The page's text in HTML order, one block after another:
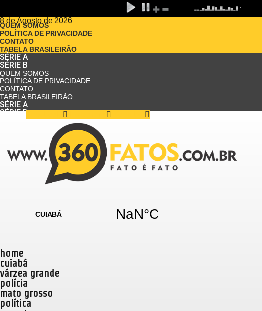
8 de Agosto de 2026
QUEM SOMOS
POLÍTICA DE PRIVACIDADE
CONTATO
TABELA BRASILEIRÃO
SÉRIE A
SÉRIE B
QUEM SOMOS
POLÍTICA DE PRIVACIDADE
CONTATO
TABELA BRASILEIRÃO
SÉRIE A
SÉRIE B
home
cuiabá
várzea grande
polícia
mato grosso
política